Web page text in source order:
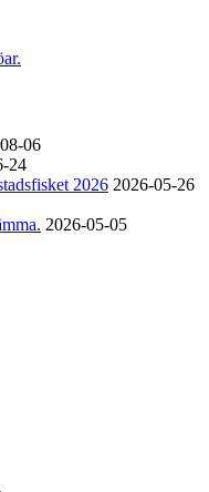
06
24
2026 2026-05-26
2026-05-05